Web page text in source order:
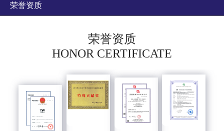
荣誉资质
荣誉资质
HONOR CERTIFICATE